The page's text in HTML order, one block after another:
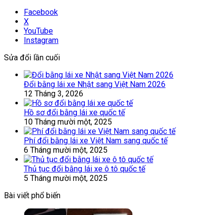
Facebook
X
YouTube
Instagram
Sửa đổi lần cuối
Đổi bằng lái xe Nhật sang Việt Nam 2026
12 Tháng 3, 2026
Hồ sơ đổi bằng lái xe quốc tế
10 Tháng mười một, 2025
Phí đổi bằng lái xe Việt Nam sang quốc tế
6 Tháng mười một, 2025
Thủ tục đổi bằng lái xe ô tô quốc tế
5 Tháng mười một, 2025
Bài viết phổ biến